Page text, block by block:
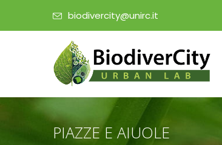
biodivercity@unirc.it
PIAZZE E AIUOLE